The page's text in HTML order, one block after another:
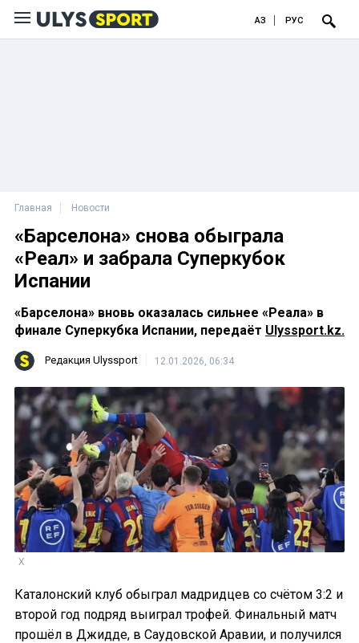
ҚАЗ РУС
Главная Новости
«Барселона» снова обыграла
«Реал» и забрала Суперкубок
Испании
«Барселона» вновь оказалась сильнее «Реала» в
финале Суперкубка Испании, передаёт Ulyssport.kz.
Редакция Ulyssport 12.01.2026, 06:34
X
Каталонский клуб обыграл мадридцев со счётом 3:2 и
второй год подряд выиграл трофей. Финальный матч
прошёл в Джидде, в Саудовской Аравии, и получился